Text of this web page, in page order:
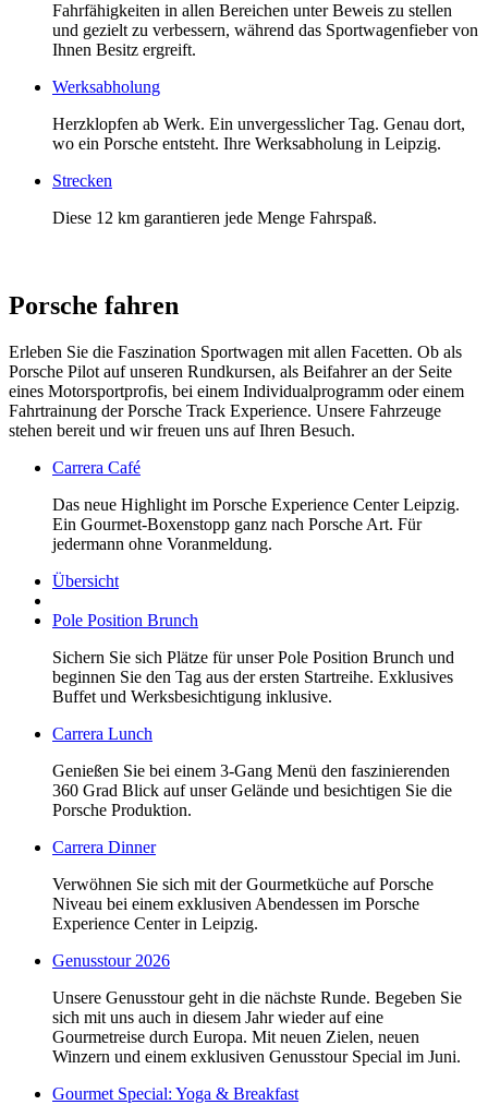
Fahrfähigkeiten in allen Bereichen unter Beweis zu stellen
und gezielt zu verbessern, während das Sportwagenfieber von
Ihnen Besitz ergreift.
Werksabholung
Herzklopfen ab Werk. Ein unvergesslicher Tag. Genau dort,
wo ein Porsche entsteht. Ihre Werksabholung in Leipzig.
Strecken
Diese 12 km garantieren jede Menge Fahrspaß.
Porsche fahren
Erleben Sie die Faszination Sportwagen mit allen Facetten. Ob als
Porsche Pilot auf unseren Rundkursen, als Beifahrer an der Seite
eines Motorsportprofis, bei einem Individualprogramm oder einem
Fahrtrainung der Porsche Track Experience. Unsere Fahrzeuge
stehen bereit und wir freuen uns auf Ihren Besuch.
Carrera Café
Das neue Highlight im Porsche Experience Center Leipzig.
Ein Gourmet-Boxenstopp ganz nach Porsche Art. Für
jedermann ohne Voranmeldung.
Übersicht
Pole Position Brunch
Sichern Sie sich Plätze für unser Pole Position Brunch und
beginnen Sie den Tag aus der ersten Startreihe. Exklusives
Buffet und Werksbesichtigung inklusive.
Carrera Lunch
Genießen Sie bei einem 3-Gang Menü den faszinierenden
360 Grad Blick auf unser Gelände und besichtigen Sie die
Porsche Produktion.
Carrera Dinner
Verwöhnen Sie sich mit der Gourmetküche auf Porsche
Niveau bei einem exklusiven Abendessen im Porsche
Experience Center in Leipzig.
Genusstour 2026
Unsere Genusstour geht in die nächste Runde. Begeben Sie
sich mit uns auch in diesem Jahr wieder auf eine
Gourmetreise durch Europa. Mit neuen Zielen, neuen
Winzern und einem exklusiven Genusstour Special im Juni.
Gourmet Special: Yoga & Breakfast